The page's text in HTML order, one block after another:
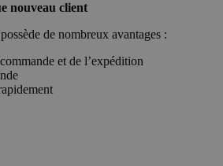
nouveau client
de nombreux avantages :
et de l’expédition